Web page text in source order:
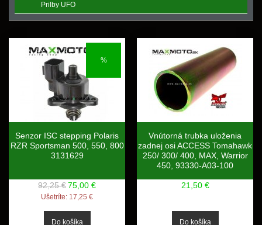
Prilby UFO
%
Senzor ISC stepping Polaris
RZR Sportsman 500, 550, 800
3131629
92,25 €75,00 €
Ušetríte: 17,25 €
Vnútorná trubka uloženia
zadnej osi ACCESS Tomahawk
250/ 300/ 400, MAX, Warrior
450, 93330-A03-100
21,50 €